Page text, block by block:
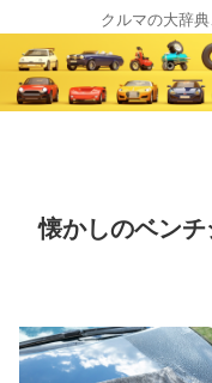
クルマの大辞
懐かしのベン